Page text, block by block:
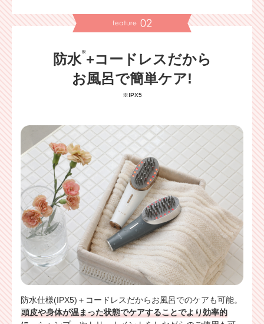
防水※ +コードレスだから
お風呂で簡単ケア!
※IPX5
防水仕様(IPX5)＋コードレスだからお風呂でのケアも可能。
頭皮や身体が温まった状態でケアすることでより効率的